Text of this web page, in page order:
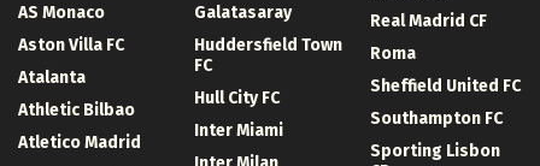
AS Monaco
Aston Villa FC
Atalanta
Athletic Bilbao
Atletico Madrid
Galatasaray
Huddersfield Town
FC
Hull City FC
Inter Miami
Real Madrid CF
Roma
Sheffield United FC
Southampton FC
Sporting Lisbon